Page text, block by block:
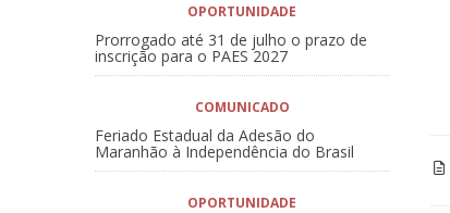
OPORTUNIDADE
Prorrogado até 31 de julho o prazo de
inscrição para o PAES 2027
COMUNICADO
Feriado Estadual da Adesão do
Maranhão à Independência do Brasil
OPORTUNIDADE